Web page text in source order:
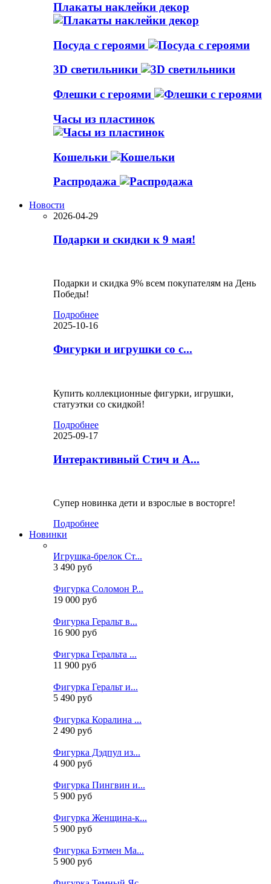
Плакаты наклейки декор
Посуда с героями
3D светильники
Флешки с героями
Часы из пластинок
Кошельки
Распродажа
Новости
2026-04-29
Подарки и скидки к 9 мая!
Подарки и скидка 9% всем покупателям на День
Победы!
Подробнее
2025-10-16
Фигурки и игрушки со с...
Купить коллекционные фигурки, игрушки,
статуэтки со скидкой!
Подробнее
2025-09-17
Интерактивный Стич и А...
Супер новинка дети и взрослые в восторге!
Подробнее
Новинки
Игрушка-брелок Ст...
3 490 руб
Фигурка Соломон Р...
19 000 руб
Фигурка Геральт в...
16 900 руб
Фигурка Геральта ...
11 900 руб
Фигурка Геральт и...
5 490 руб
Фигурка Коралина ...
2 490 руб
Фигурка Дэдпул из...
4 900 руб
Фигурка Пингвин и...
5 900 руб
Фигурка Женщина-к...
5 900 руб
Фигурка Бэтмен Ма...
5 900 руб